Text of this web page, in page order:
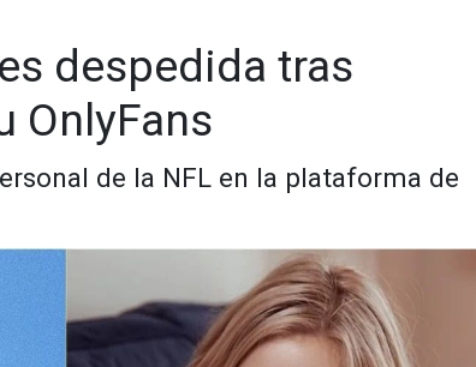
despedida tras
OnlyFans
de la NFL en la plataforma de